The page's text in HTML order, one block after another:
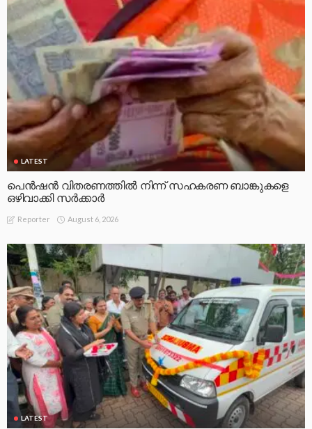
LATEST
പെൻഷൻ വിതരണത്തിൽ നിന്ന് സഹകരണ ബാങ്കുകളെ
ഒഴിവാക്കി സർക്കാർ
Reporter August 6, 2026
LATEST